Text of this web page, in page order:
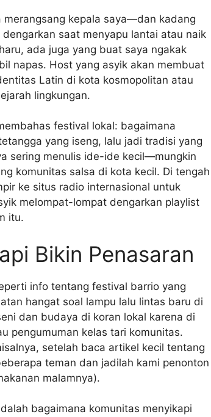
kepala saya—dan kadang
saat menyapu lantai atau naik
ada juga yang buat saya ngakak
napas. Host yang asyik akan membuat
Latin di kota kosmopolitan atau
lingkungan.
festival lokal: bagaimana
yang iseng, lalu jadi tradisi yang
sering menulis ide-ide kecil—mungkin
komunitas salsa di kota kecil. Di tengah
ke situs radio internasional untuk
melompat-lompat dengarkan playlist
itu.
Bikin Penasaran
info tentang festival barrio yang
hangat soal lampu lalu lintas baru di
dan budaya di koran lokal karena di
pengumuman kelas tari komunitas.
setelah baca artikel kecil tentang
teman dan jadilah kami penonton
malamnya).
bagaimana komunitas menyikapi